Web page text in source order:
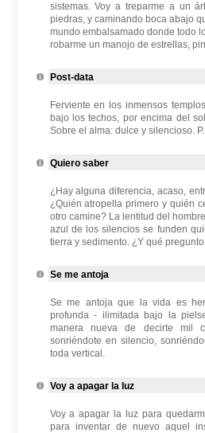
sistemas. Voy a treparme a un
piedras, y caminando boca abajo
mundo embalsamado donde todo
robarme un manojo de estrellas,
Post-data
Ferviente en los inmensos
bajo los techos, por encima del
Sobre el alma: dulce y silencioso.
Quiero saber
¿Hay alguna diferencia, acaso,
¿Quién atropella primero y quién
otro camine? La lentitud del
azul de los silencios se funden
tierra y sedimento. ¿Y qué
Se me antoja
Se me antoja que la vida es
profunda - ilimitada bajo la
manera nueva de decirte mil
sonriéndote en silencio,
toda vertical.
Voy a apagar la luz
Voy a apagar la luz para
para inventar de nuevo aquel